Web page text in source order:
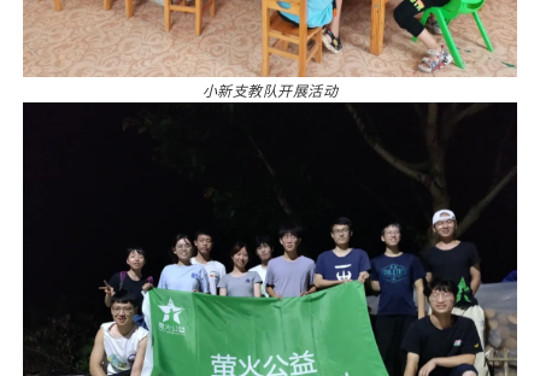
小新支教队开展活动